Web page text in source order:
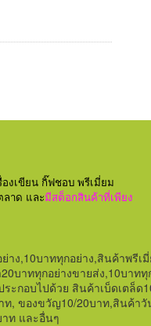
งเขียน กิ๊ฟชอบ พรีเมี่ยม
าด และมีสต็อกสินค้าที่เพียง
าง,10บาททุกอย่าง,สินค้าพรี
บาททุกอย่างขายส่ง,10บาท
ะกอบไปด้วย สินค้าเบ็ดเตล็ด
ท, ของขวัญ10/20บาท,สินค้า
ท และอื่นๆ